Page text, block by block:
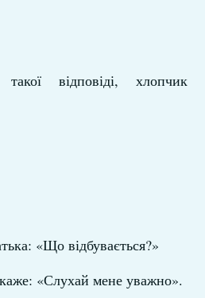
відповіді, хлопчик
«Що відбувається?»
«Слухай мене уважно».